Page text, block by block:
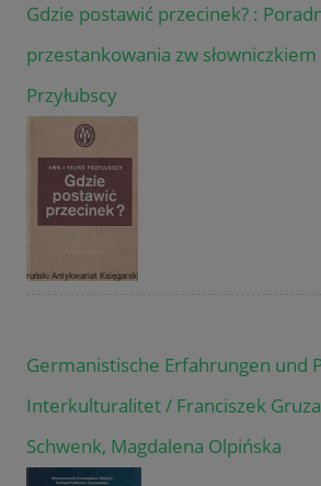
Gdzie postawić przecinek? :
przestankowania zw słowniczkiem
Przyłubscy
Germanistische Erfahrungen und
Interkulturalitet / Franciszek
Schwenk, Magdalena Olpińska